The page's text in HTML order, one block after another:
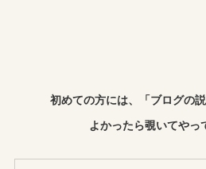
初めての方には、「ブログの
よかったら覗いてや